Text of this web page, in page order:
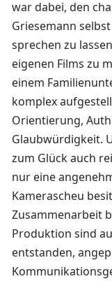
war dabei, den
Griesemann
sprechen zu
eigenen Films zu
einem
komplex
Orientierung,
Glaubwürdigkeit.
zum Glück auch
nur eine
Kamerascheu
Zusammenarbeit
Produktion sind
entstanden,